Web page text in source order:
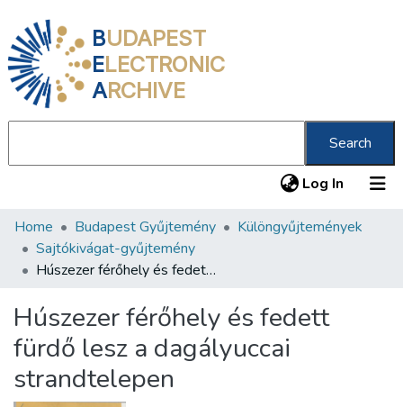
BUDAPEST
ELECTRONIC
ARCHIVE
Search
Log In (current)
Communities & Collections
All of DSpace
About us
Home Budapest Gyűjtemény
Különgyűjtemények
Sajtókivágat-gyűjtemény
Húszezer férőhely és fedett fürdő lesz a dagályuccai strandtelepen
Húszezer férőhely és fedett
fürdő lesz a dagályuccai
strandtelepen